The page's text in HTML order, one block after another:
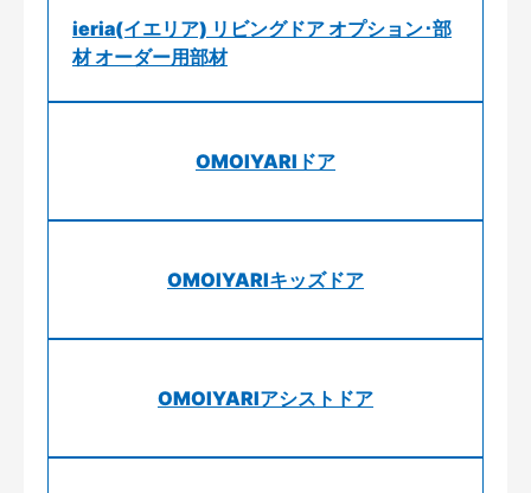
ieria(イエリア) リビングドア オプション･部
材 オーダー用部材
OMOIYARIドア
OMOIYARIキッズドア
OMOIYARIアシストドア